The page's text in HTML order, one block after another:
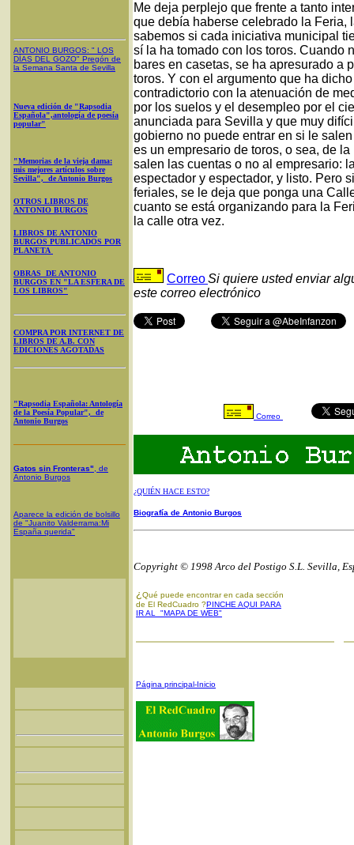
ANTONIO BURGOS: " LOS
DÍAS DEL GOZO" Pregón de
la Semana Santa de Sevilla
Nueva edición de "Rapsodia
Española",antología de poesía
popular"
"Memorias de la vieja dama:
mis mejores artículos sobre
Sevilla", de Antonio Burgos
OTROS LIBROS DE
ANTONIO BURGOS
LIBROS DE ANTONIO
BURGOS PUBLICADOS POR
PLANETA
OBRAS DE ANTONIO
BURGOS EN "LA ESFERA DE
LOS LIBROS"
COMPRA POR INTERNET DE
LIBROS DE A.B. CON
EDICIONES AGOTADAS
"Rapsodia Española: Antología
de la Poesía Popular", de
Antonio Burgos
Gatos sin Fronteras" , de
Antonio Burgos
Aparece la edición de bolsillo
de "Juanito Valderrama:Mi
España querida"
Me deja perplejo que frente a tanto
que debía haberse celebrado la Feria,
sabemos si cada iniciativa municipal
sí la ha tomado con los toros. Cuando
bares en casetas, se ha apresurado a
toros. Y con el argumento que ha
contradictorio con la atenuación de
por los suelos y el desempleo por el
anunciada para Sevilla y que muy
gobierno no puede entrar en si le
es un empresario de toros, o sea, de
salen las cuentas o no al empresario:
espectador y espectador, y listo. Pero
feriales, se le deja que ponga una
cuanto se está organizando para la
la calle otra vez.
CorreoSi quiere usted enviar
este correo electrónico
Correo
¿QUIÉN HACE ESTO?
Biografía de Antonio Burgos
Copyright © 1998 Arco del Postigo S.L. Sevilla,
¿ Qué puede encontrar en cada sección
de El RedCuadro ?PINCHE AQUI PARA
IR AL "MAPA DE WEB"
Página principal-Inicio